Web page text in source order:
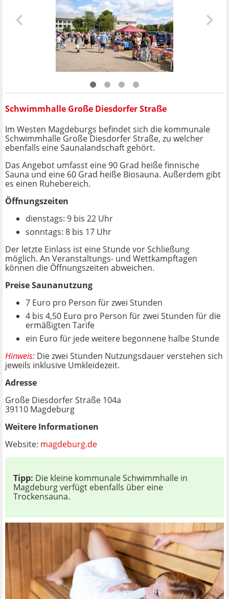
Schwimmhalle Große Diesdorfer Straße
Im Westen Magdeburgs befindet sich die kommunale
Schwimmhalle Große Diesdorfer Straße, zu welcher
ebenfalls eine Saunalandschaft gehört.
Das Angebot umfasst eine 90 Grad heiße finnische
Sauna und eine 60 Grad heiße Biosauna. Außerdem gibt
es einen Ruhebereich.
Öffnungszeiten
dienstags: 9 bis 22 Uhr
sonntags: 8 bis 17 Uhr
Der letzte Einlass ist eine Stunde vor Schließung
möglich. An Veranstaltungs- und Wettkampftagen
können die Öffnungszeiten abweichen.
Preise Saunanutzung
7 Euro pro Person für zwei Stunden
4 bis 4,50 Euro pro Person für zwei Stunden für die
ermäßigten Tarife
ein Euro für jede weitere begonnene halbe Stunde
Hinweis: Die zwei Stunden Nutzungsdauer verstehen sich
jeweils inklusive Umkleidezeit.
Adresse
Große Diesdorfer Straße 104a
39110 Magdeburg
Weitere Informationen
Website: magdeburg.de
Tipp: Die kleine kommunale Schwimmhalle in
Magdeburg verfügt ebenfalls über eine
Trockensauna.